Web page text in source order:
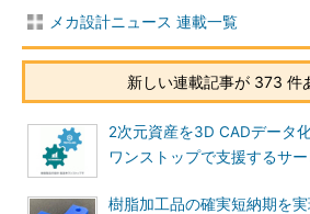
メカ設計ニュース 連載一覧
新しい連載記事が 373 件
2次元資産を3D CADデータ
ワンストップで支援するサー
樹脂加工品の確実短納期を